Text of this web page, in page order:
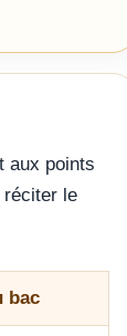
aux points
réciter le
bac